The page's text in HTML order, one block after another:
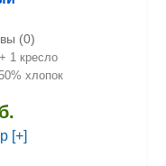
(0)
1 кресло
хлопок
[+]